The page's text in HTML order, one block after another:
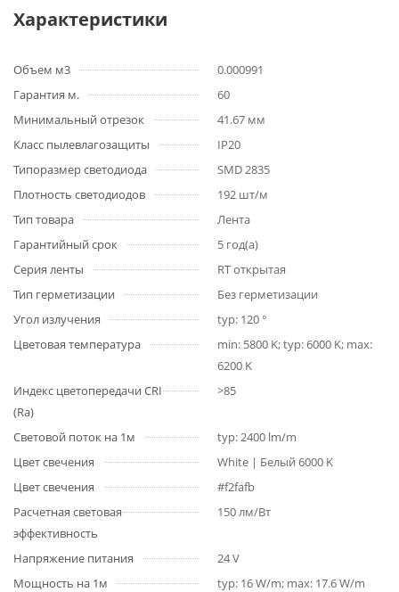
Характеристики
Объем м3
0.000991
Гарантия м.
60
Минимальный отрезок
41.67 мм
Класс пылевлагозащиты
IP20
Типоразмер светодиода
SMD 2835
Плотность светодиодов
192 шт/м
Тип товара
Лента
Гарантийный срок
5 год(а)
Серия ленты
RT открытая
Тип герметизации
Без герметизации
Угол излучения
typ: 120 °
Цветовая температура
min: 5800 K; typ: 6000 K; max:
6200 K
Индекс цветопередачи CRI
(Ra)
>85
Световой поток на 1м
typ: 2400 lm/m
Цвет свечения
White | Белый 6000 K
Цвет свечения
#f2fafb
Расчетная световая
эффективность
150 лм/Вт
Напряжение питания
24 V
Мощность на 1м
typ: 16 W/m; max: 17.6 W/m